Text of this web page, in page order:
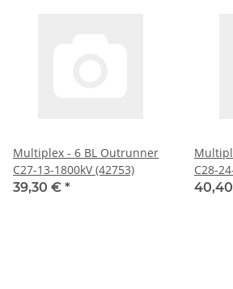
Multiplex - 6 BL Outrunner
C27-13-1800kV (42753)
39,30 € *
C28-